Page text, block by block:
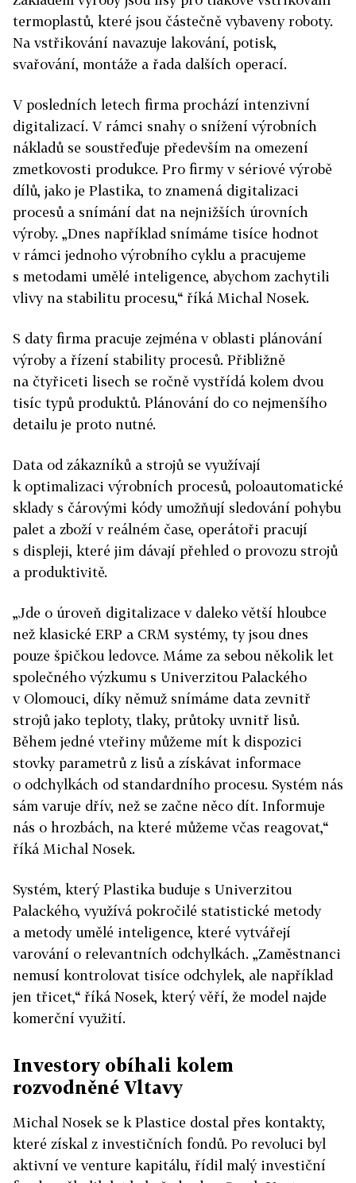
termoplastů, které jsou částečně vybaveny roboty.
Na vstřikování navazuje lakování, potisk,
svařování, montáže a řada dalších operací.
V posledních letech firma prochází intenzivní
digitalizací. V rámci snahy o snížení výrobních
nákladů se soustřeďuje především na omezení
zmetkovosti produkce. Pro firmy v sériové výrobě
dílů, jako je Plastika, to znamená digitalizaci
procesů a snímání dat na nejnižších úrovních
výroby. „Dnes například snímáme tisíce hodnot
v rámci jednoho výrobního cyklu a pracujeme
s metodami umělé inteligence, abychom zachytili
vlivy na stabilitu procesu,“ říká Michal Nosek.
S daty firma pracuje zejména v oblasti plánování
výroby a řízení stability procesů. Přibližně
na čtyřiceti lisech se ročně vystřídá kolem dvou
tisíc typů produktů. Plánování do co nejmenšího
detailu je proto nutné.
Data od zákazníků a strojů se využívají
k optimalizaci výrobních procesů, poloautomatické
sklady s čárovými kódy umožňují sledování pohybu
palet a zboží v reálném čase, operátoři pracují
s displeji, které jim dávají přehled o provozu strojů
a produktivitě.
„Jde o úroveň digitalizace v daleko větší hloubce
než klasické ERP a CRM systémy, ty jsou dnes
pouze špičkou ledovce. Máme za sebou několik let
společného výzkumu s Univerzitou Palackého
v Olomouci, díky němuž snímáme data zevnitř
strojů jako teploty, tlaky, průtoky uvnitř lisů.
Během jedné vteřiny můžeme mít k dispozici
stovky parametrů z lisů a získávat informace
o odchylkách od standardního procesu. Systém nás
sám varuje dřív, než se začne něco dít. Informuje
nás o hrozbách, na které můžeme včas reagovat,“
říká Michal Nosek.
Systém, který Plastika buduje s Univerzitou
Palackého, využívá pokročilé statistické metody
a metody umělé inteligence, které vytvářejí
varování o relevantních odchylkách. „Zaměstnanci
nemusí kontrolovat tisíce odchylek, ale například
jen třicet,“ říká Nosek, který věří, že model najde
komerční využití.
Investory obíhali kolem
rozvodněné Vltavy
Michal Nosek se k Plastice dostal přes kontakty,
které získal z investičních fondů. Po revoluci byl
aktivní ve venture kapitálu, řídil malý investiční